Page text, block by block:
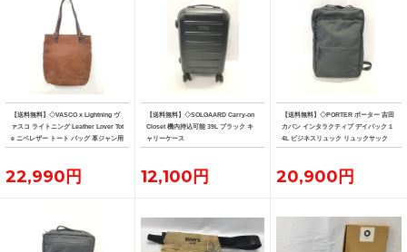
【送料無料】◇VASCO x Lightning ヴ
ァスコ ライトニング Leather Lover Tot
e ニベレザー トート バッグ 革ジャン用
トート
22,990円
【送料無料】◇SOLGAARD Carry-on
Closet 機内持込可能 39L ブラック キ
ャリーケース
12,100円
【送料無料】◇PORTER ポーター 吉田
カバン インタラクティブ デイパック 1
4L ビジネスリュック リュックサック
20,900円